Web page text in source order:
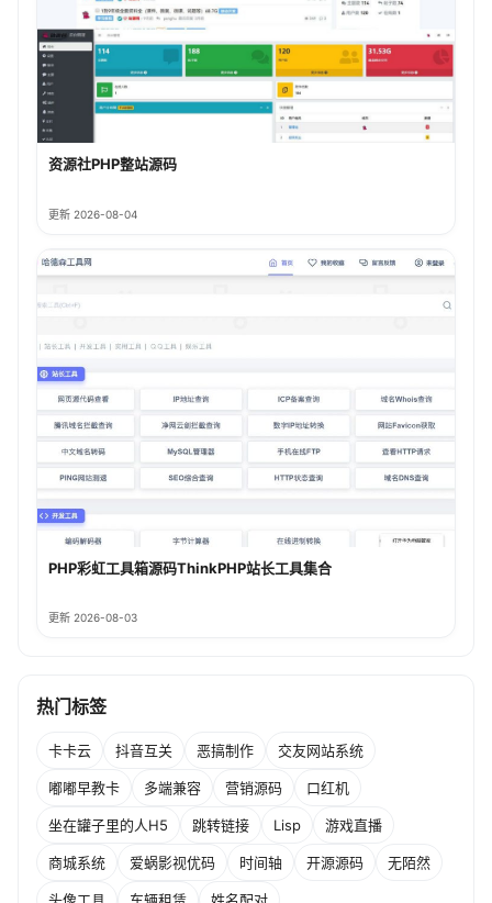
资源社PHP整站源码
更新 2026-08-04
PHP彩虹工具箱源码ThinkPHP站长工具集合
更新 2026-08-03
热门标签
卡卡云 抖音互关 恶搞制作 交友网站系统
嘟嘟早教卡 多端兼容 营销源码 口红机
坐在罐子里的人H5 跳转链接 Lisp 游戏直播
商城系统 爱蜗影视优码 时间轴 开源源码 无陌然